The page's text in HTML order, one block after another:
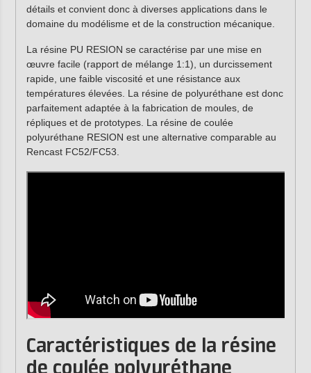
détails et convient donc à diverses applications dans le
domaine du modélisme et de la construction mécanique.
La résine PU RESION se caractérise par une mise en
œuvre facile (rapport de mélange 1:1), un durcissement
rapide, une faible viscosité et une résistance aux
températures élevées. La résine de polyuréthane est donc
parfaitement adaptée à la fabrication de moules, de
répliques et de prototypes. La résine de coulée
polyuréthane RESION est une alternative comparable au
Rencast FC52/FC53.
Caractéristiques de la résine